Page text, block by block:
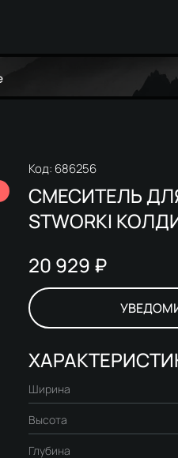
Код: 686256
СМЕСИТЕЛЬ
STWORKI
20 929 ₽
Ширина
Высота
Глубина